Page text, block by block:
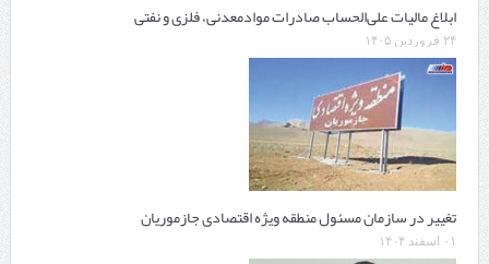
ابلاغ مالیات علی‌الحساب صادرات موادمعدنی، فلزی و نفتی
۲۴ فروردین ۱۴۰۵
تغییر در سازمان مسئول منطقه ویژه اقتصادی جازموریان
۰۱ اسفند ۱۴۰۴